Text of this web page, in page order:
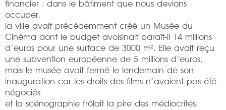
financier : dans le bâtiment que nous devions
occuper,
la ville avait précédemment créé un Musée du
Cinéma dont le budget avoisinait paraît-il 14 millions
d’euros pour une surface de 3000 m². Elle avait reçu
une subvention européenne de 5 millions d’euros,
mais le musée avait fermé le lendemain de son
inauguration car les droits des films n’avaient pas été
négociés
et la scénographie frôlait la pire des médiocrités.